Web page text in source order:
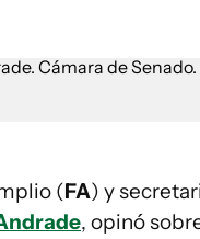
(FA) y
, opinó